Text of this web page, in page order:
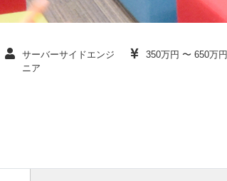
サーバーサイドエンジ
ニア
350万円 〜 650万円